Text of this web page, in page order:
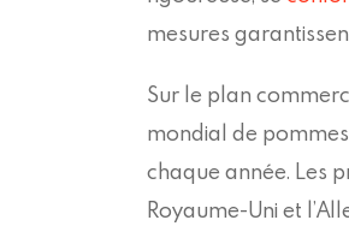
mesures
Sur le plan
mondial de
chaque année. Les
Royaume-Uni et